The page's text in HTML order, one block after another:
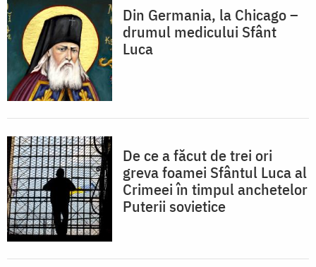
Din Germania, la Chicago –
drumul medicului Sfânt
Luca
De ce a făcut de trei ori
greva foamei Sfântul Luca al
Crimeei în timpul anchetelor
Puterii sovietice